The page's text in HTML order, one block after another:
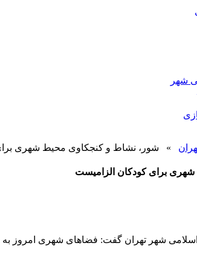
شهر
» شور، نشاط و کنجکاوی محیط شهری
برای کودکان الزامیست
شهر تهران گفت: فضاهای شهری امروز به